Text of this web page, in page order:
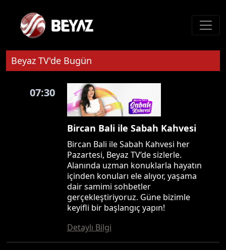
Beyaz TV'de Bugün
07:30
Bircan Bali ile Sabah Kahvesi
Bircan Bali ile Sabah Kahvesi her
Pazartesi, Beyaz TV’de sizlerle.
Alanında uzman konuklarla hayatın
içinden konuları ele alıyor, yaşama
dair samimi sohbetler
gerçekleştiriyoruz. Güne bizimle
keyifli bir başlangıç yapın!
Detaylı Bilgi